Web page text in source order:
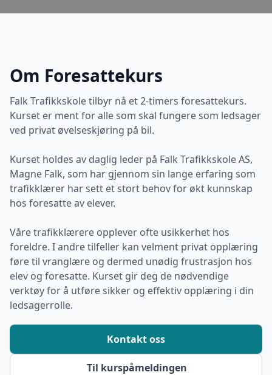
Om Foresattekurs
Falk Trafikkskole tilbyr nå et 2-timers foresattekurs.
Kurset er ment for alle som skal fungere som ledsager
ved privat øvelseskjøring på bil.
Kurset holdes av daglig leder på Falk Trafikkskole AS,
Magne Falk, som har gjennom sin lange erfaring som
trafikklærer har sett et stort behov for økt kunnskap
hos foresatte av elever.
Våre trafikklærere opplever ofte usikkerhet hos
foreldre. I andre tilfeller kan velment privat opplæring
føre til vranglære og dermed unødig frustrasjon hos
elev og foresatte. Kurset gir deg de nødvendige
verktøy for å utføre sikker og effektiv opplæring i din
ledsagerrolle.
Til kurspåmeldingen
Kontakt oss